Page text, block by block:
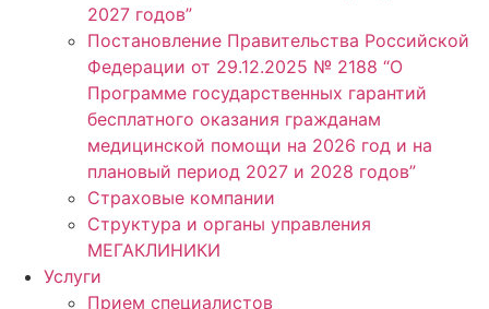
2027 годов”
Постановление Правительства Российской
Федерации от 29.12.2025 № 2188 “О
Программе государственных гарантий
бесплатного оказания гражданам
медицинской помощи на 2026 год и на
плановый период 2027 и 2028 годов”
Страховые компании
Структура и органы управления
МЕГАКЛИНИКИ
Услуги
Прием специалистов